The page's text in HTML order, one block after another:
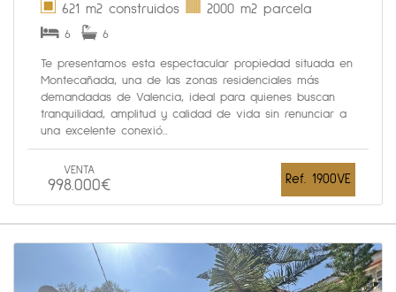
621 m2 construidos 2000 m2 parcela
6 6
Te presentamos esta espectacular propiedad situada en
Montecañada, una de las zonas residenciales más
demandadas de Valencia, ideal para quienes buscan
tranquilidad, amplitud y calidad de vida sin renunciar a
una excelente conexió...
VENTA
998.000€ Ref. 1900VE